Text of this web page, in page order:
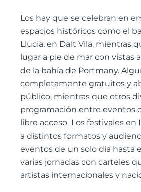
Los hay que se celebran en
espacios históricos como el
Llucia, en Dalt Vila, mientras
lugar a pie de mar con vistas
de la bahía de Portmany.
completamente gratuitos y
público, mientras que otros
programación entre eventos
libre acceso. Los festivales en
a distintos formatos y
eventos de un solo día hasta
varias jornadas con carteles
artistas internacionales y